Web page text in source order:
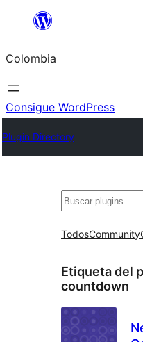
Saltar
contenido
Colombia
Consigue WordPress
Plugin Directory
Buscar
TodosCommunity
Etiqueta del
countdown